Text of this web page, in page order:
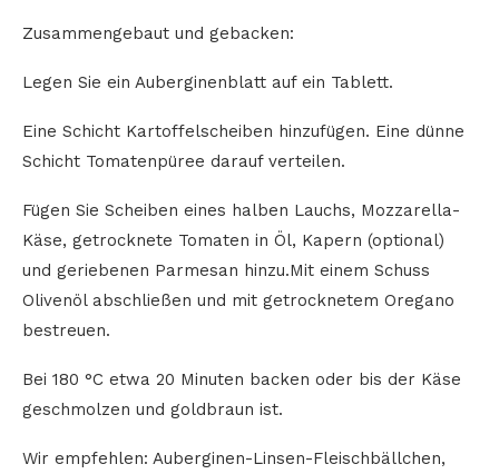
Zusammengebaut und gebacken:
Legen Sie ein Auberginenblatt auf ein Tablett.
Eine Schicht Kartoffelscheiben hinzufügen. Eine dünne
Schicht Tomatenpüree darauf verteilen.
Fügen Sie Scheiben eines halben Lauchs, Mozzarella-
Käse, getrocknete Tomaten in Öl, Kapern (optional)
und geriebenen Parmesan hinzu.Mit einem Schuss
Olivenöl abschließen und mit getrocknetem Oregano
bestreuen.
Bei 180 °C etwa 20 Minuten backen oder bis der Käse
geschmolzen und goldbraun ist.
Wir empfehlen: Auberginen-Linsen-Fleischbällchen,